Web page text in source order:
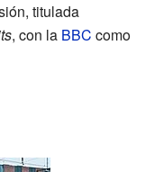
titulada
, con la BBC como